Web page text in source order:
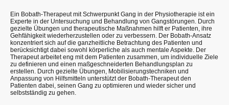
Ein Bobath-Therapeut mit Schwerpunkt Gang in der Physiotherapie ist ein
Experte in der Untersuchung und Behandlung von Gangstörungen. Durch
gezielte Übungen und therapeutische Maßnahmen hilft er Patienten, ihre
Gehfähigkeit wiederherzustellen oder zu verbessern. Der Bobath-Ansatz
konzentriert sich auf die ganzheitliche Betrachtung des Patienten und
berücksichtigt dabei sowohl körperliche als auch mentale Aspekte. Der
Therapeut arbeitet eng mit dem Patienten zusammen, um individuelle Ziele
zu definieren und einen maßgeschneiderten Behandlungsplan zu
erstellen. Durch gezielte Übungen, Mobilisierungstechniken und
Anpassung von Hilfsmitteln unterstützt der Bobath-Therapeut den
Patienten dabei, seinen Gang zu optimieren und wieder sicher und
selbstständig zu gehen.